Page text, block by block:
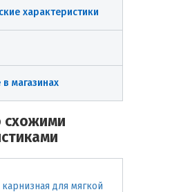
характеристики
магазинах
схожими